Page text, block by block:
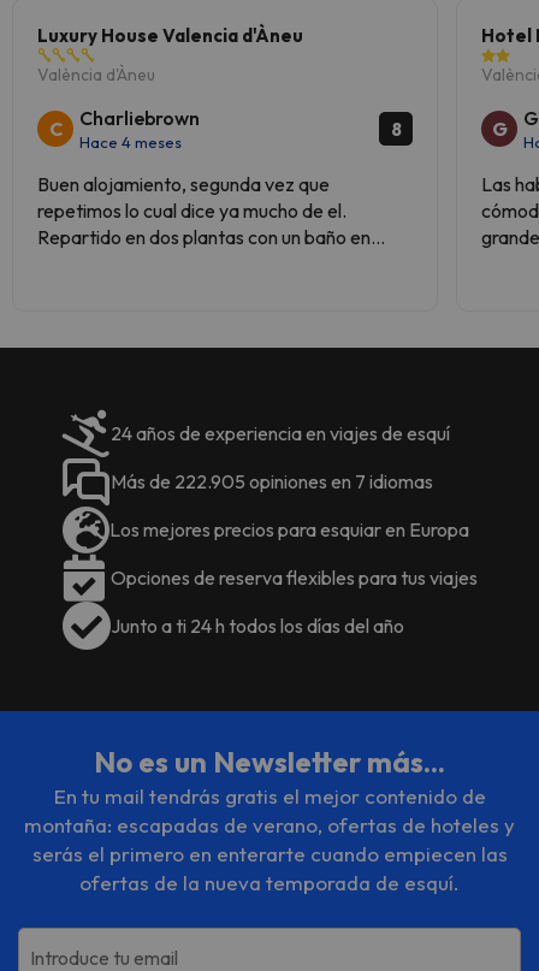
Luxury House Valencia d'Àneu
València d'Àneu
C Charliebrown
Hace 4 meses
8
Buen alojamiento, segunda vez que
repetimos lo cual dice ya mucho de el.
Repartido en dos plantas con un baño en
Hotel
G
Las
24 años de experiencia en viajes de esquí
Más de 222.905 opiniones en 7 idiomas
Los mejores precios para esquiar en Europa
Opciones de reserva flexibles para tus viajes
Junto a ti 24 h todos los días del año
No es un Newsletter más...
En tu mail tendrás gratis el mejor contenido de
montaña: escapadas de verano, ofertas de hoteles y
serás el primero en enterarte cuando empiecen las
ofertas de la nueva temporada de esquí.
Introduce tu email